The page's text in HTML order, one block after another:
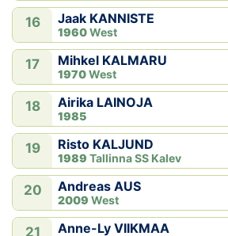
16 Jaak KANNISTE
1960West
17 Mihkel KALMARU
1970West
18 Airika LAINOJA
1985
19 Risto KALJUND
1989 Tallinna SS Kalev
20 Andreas AUS
2009 West
21 Anne-Ly VIIKMAA